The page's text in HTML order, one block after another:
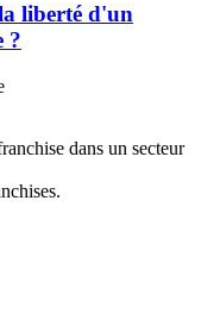
liberté d'un
?
dans un secteur